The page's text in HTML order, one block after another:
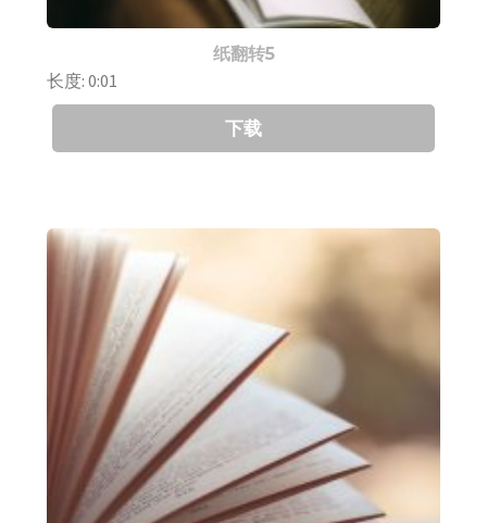
纸翻转5
长度: 0:01
下载